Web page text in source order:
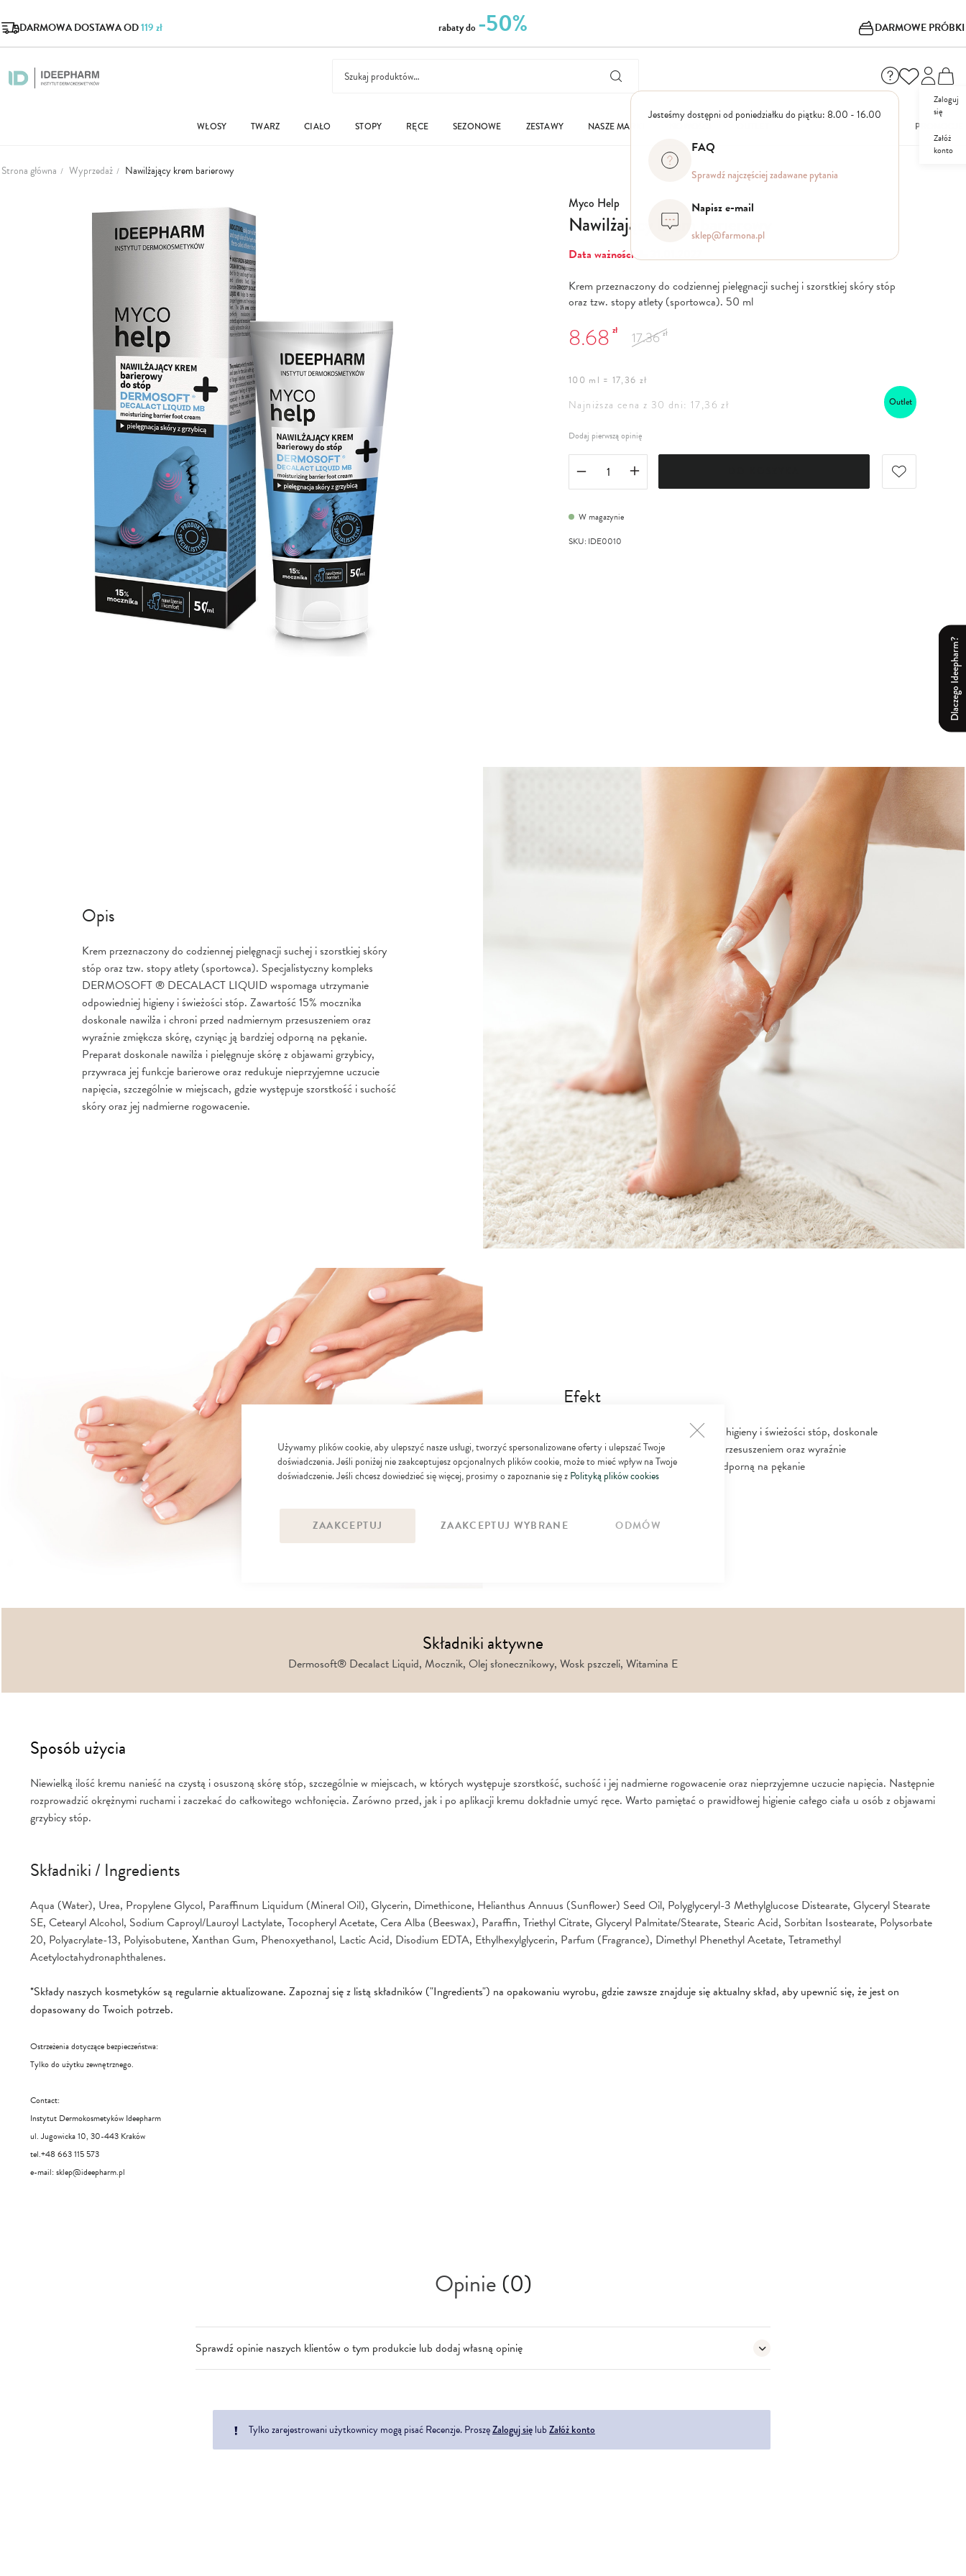
Używamy plików cookie, aby ulepszyć nasze usługi, tworzyć spersonalizowane oferty i ulepszać Twoje
doświadczenia. Jeśli poniżej nie zaakceptujesz opcjonalnych plików cookie, może to mieć wpływ na Twoje
doświadczenie. Jeśli chcesz dowiedzieć się więcej, prosimy o zapoznanie się zPolityką plików cookies
ZAAKCEPTUJ ZAAKCEPTUJ WYBRANE ODMÓW
DARMOWA DOSTAWA OD119 zł rabaty do -50% DARMOWE PRÓBKI
Jesteśmy dostępni od poniedziałku do piątku: 8.00 - 16.00
FAQ
Sprawdź najczęściej zadawane pytania
Napisz e-mail
sklep@farmona.pl
Zaloguj
się
Załóż
konto
Dlaczego Ideepharm?
WŁOSY TWARZ CIAŁO STOPY RĘCE SEZONOWE ZESTAWY NASZE MARKI PROMOCJE
Strona główna Wyprzedaż Nawilżający krem barierowy
Myco Help
Nawilżający krem barierowy
Data ważności do 31.01.2027
Krem przeznaczony do codziennej pielęgnacji suchej i szorstkiej skóry stóp
oraz tzw. stopy atlety (sportowca). 50 ml
8.68 zł 17.36 zł
100 ml = 17,36 zł
Najniższa cena z 30 dni: 17,36 zł Outlet
Dodaj pierwszą opinię
W magazynie
SKU: IDE0010
Opis
Krem przeznaczony do codziennej pielęgnacji suchej i szorstkiej skóry
stóp oraz tzw. stopy atlety (sportowca). Specjalistyczny kompleks
DERMOSOFT ® DECALACT LIQUID wspomaga utrzymanie
odpowiedniej higieny i świeżości stóp. Zawartość 15% mocznika
doskonale nawilża i chroni przed nadmiernym przesuszeniem oraz
wyraźnie zmiękcza skórę, czyniąc ją bardziej odporną na pękanie.
Preparat doskonale nawilża i pielęgnuje skórę z objawami grzybicy,
przywraca jej funkcje barierowe oraz redukuje nieprzyjemne uczucie
napięcia, szczególnie w miejscach, gdzie występuje szorstkość i suchość
skóry oraz jej nadmierne rogowacenie.
Efekt
wspomaga utrzymanie odpowiedniej higieny i świeżości stóp, doskonale
nawilża i chroni przed nadmiernym przesuszeniem oraz wyraźnie
zmiękcza skórę, czyniąc ją bardziej odporną na pękanie
Składniki aktywne
Dermosoft® Decalact Liquid, Mocznik, Olej słonecznikowy, Wosk pszczeli, Witamina E
Sposób użycia
Niewielką ilość kremu nanieść na czystą i osuszoną skórę stóp, szczególnie w miejscach, w których występuje szorstkość, suchość i jej nadmierne rogowacenie oraz nieprzyjemne uczucie napięcia. Następnie
rozprowadzić okrężnymi ruchami i zaczekać do całkowitego wchłonięcia. Zarówno przed, jak i po aplikacji kremu dokładnie umyć ręce. Warto pamiętać o prawidłowej higienie całego ciała u osób z objawami
grzybicy stóp.
Składniki / Ingredients
Aqua (Water), Urea, Propylene Glycol, Paraffinum Liquidum (Mineral Oil), Glycerin, Dimethicone, Helianthus Annuus (Sunflower) Seed Oil, Polyglyceryl-3 Methylglucose Distearate, Glyceryl Stearate
SE, Cetearyl Alcohol, Sodium Caproyl/Lauroyl Lactylate, Tocopheryl Acetate, Cera Alba (Beeswax), Paraffin, Triethyl Citrate, Glyceryl Palmitate/Stearate, Stearic Acid, Sorbitan Isostearate, Polysorbate
20, Polyacrylate-13, Polyisobutene, Xanthan Gum, Phenoxyethanol, Lactic Acid, Disodium EDTA, Ethylhexylglycerin, Parfum (Fragrance), Dimethyl Phenethyl Acetate, Tetramethyl
Acetyloctahydronaphthalenes.
*Składy naszych kosmetyków są regularnie aktualizowane. Zapoznaj się z listą składników ("Ingredients") na opakowaniu wyrobu, gdzie zawsze znajduje się aktualny skład, aby upewnić się, że jest on
dopasowany do Twoich potrzeb.
Ostrzeżenia dotyczące bezpieczeństwa:
Tylko do użytku zewnętrznego.
Contact:
Instytut Dermokosmetyków Ideepharm
ul. Jugowicka 10, 30-443 Kraków
tel.+48 663 115 573
e-mail: sklep@ideepharm.pl
Opinie(0)
Sprawdź opinie naszych klientów o tym produkcie lub dodaj własną opinię
Tylko zarejestrowani użytkownicy mogą pisać Recenzje. ProszęZaloguj się lub Załóż konto